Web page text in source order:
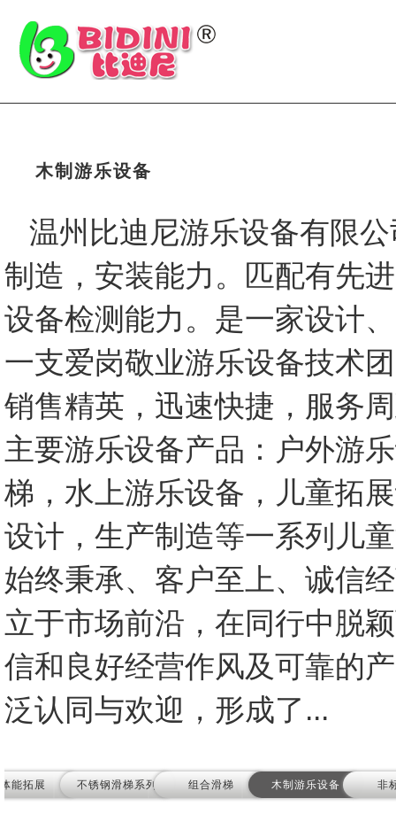
木制游乐设备
温州比迪尼游乐设备有限
制造，安装能力。匹配有先
设备检测能力。是一家设计
一支爱岗敬业游乐设备技术
销售精英，迅速快捷，服务
主要游乐设备产品：户外游
梯，水上游乐设备，儿童拓
设计，生产制造等一系列儿
始终秉承、客户至上、诚信
立于市场前沿，在同行中脱
信和良好经营作风及可靠的
泛认同与欢迎，形成了...
体能拓展 不锈钢滑梯系列 组合滑梯 木制游乐设备 非